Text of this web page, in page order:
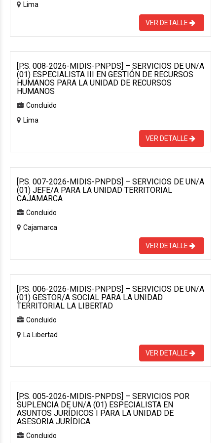
Lima
VER DETALLE
[P.S. 008-2026-MIDIS-PNPDS] – SERVICIOS DE UN/A
(01) ESPECIALISTA III EN GESTIÓN DE RECURSOS
HUMANOS PARA LA UNIDAD DE RECURSOS
HUMANOS
Concluido
Lima
VER DETALLE
[P.S. 007-2026-MIDIS-PNPDS] – SERVICIOS DE UN/A
(01) JEFE/A PARA LA UNIDAD TERRITORIAL
CAJAMARCA
Concluido
Cajamarca
VER DETALLE
[P.S. 006-2026-MIDIS-PNPDS] – SERVICIOS DE UN/A
(01) GESTOR/A SOCIAL PARA LA UNIDAD
TERRITORIAL LA LIBERTAD
Concluido
La Libertad
VER DETALLE
[P.S. 005-2026-MIDIS-PNPDS] – SERVICIOS POR
SUPLENCIA DE UN/A (01) ESPECIALISTA EN
ASUNTOS JURÍDICOS I PARA LA UNIDAD DE
ASESORIA JURÍDICA
Concluido